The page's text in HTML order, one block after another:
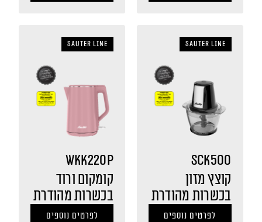
sauter LINE
SCK500
קוצץ מזון
בכשרות מהודרת
לפרטים נוספים
sauter LINE
WKK220P
קומקום ורוד
בכשרות מהודרת
לפרטים נוספים